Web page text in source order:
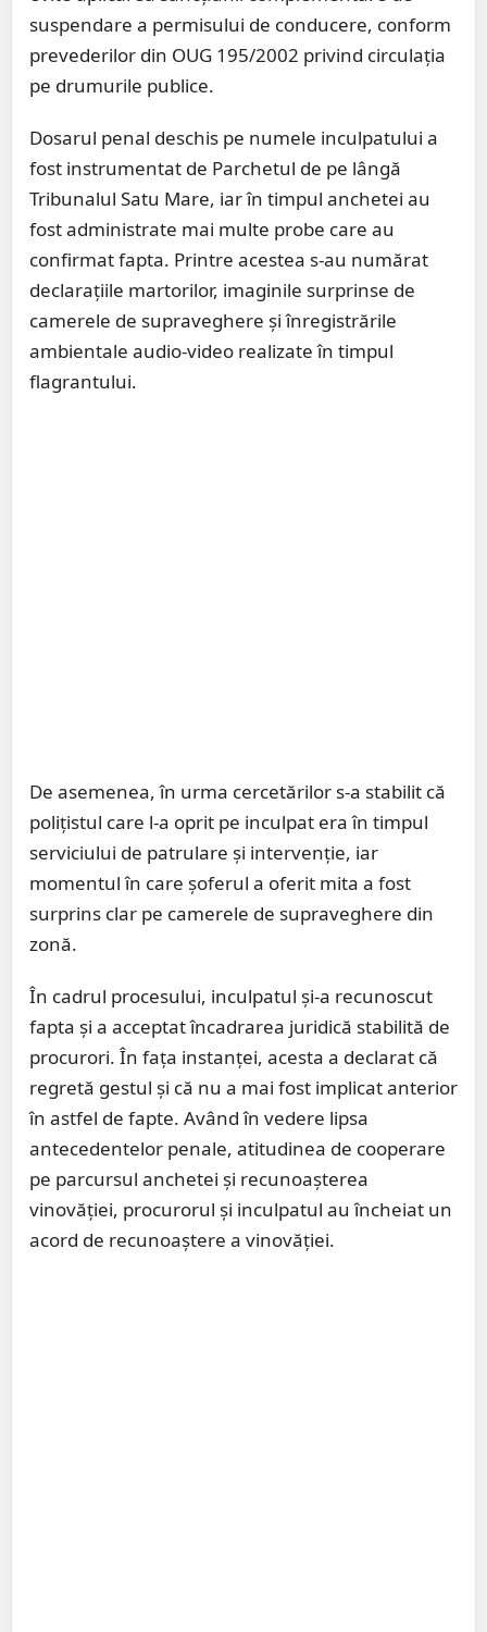
suspendare a permisului de conducere, conform
prevederilor din OUG 195/2002 privind circulația
pe drumurile publice.
Dosarul penal deschis pe numele inculpatului a
fost instrumentat de Parchetul de pe lângă
Tribunalul Satu Mare, iar în timpul anchetei au
fost administrate mai multe probe care au
confirmat fapta. Printre acestea s-au numărat
declarațiile martorilor, imaginile surprinse de
camerele de supraveghere și înregistrările
ambientale audio-video realizate în timpul
flagrantului.
De asemenea, în urma cercetărilor s-a stabilit că
polițistul care l-a oprit pe inculpat era în timpul
serviciului de patrulare și intervenție, iar
momentul în care șoferul a oferit mita a fost
surprins clar pe camerele de supraveghere din
zonă.
În cadrul procesului, inculpatul și-a recunoscut
fapta și a acceptat încadrarea juridică stabilită de
procurori. În fața instanței, acesta a declarat că
regretă gestul și că nu a mai fost implicat anterior
în astfel de fapte. Având în vedere lipsa
antecedentelor penale, atitudinea de cooperare
pe parcursul anchetei și recunoașterea
vinovăției, procurorul și inculpatul au încheiat un
acord de recunoaștere a vinovăției.